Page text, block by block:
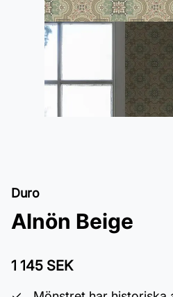
Duro
Alnön Beige
1 145 SEK